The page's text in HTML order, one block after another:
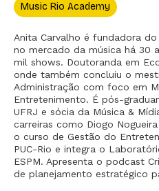
Music Rio Academy
Anita Carvalho é fundadora
no mercado da música há 30
mil shows. Doutoranda em
onde também concluiu o
Administração com foco em
Entretenimento. É pós-
UFRJ e sócia da Música &
carreiras como Diogo
o curso de Gestão do
PUC-Rio e integra o
ESPM. Apresenta o podcast
de planejamento estratégico